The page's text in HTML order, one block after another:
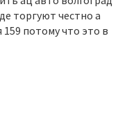
торгуют честно а
потому что это в